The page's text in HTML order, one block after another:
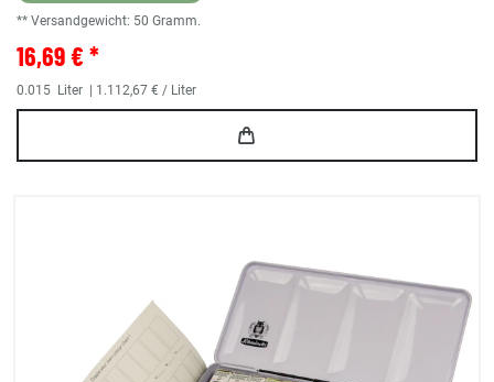
** Versandgewicht: 50 Gramm.
16,69 € *
0.015 Liter | 1.112,67 € / Liter